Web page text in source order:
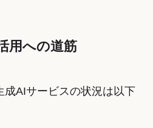
用への道筋
成AIサービスの状況は以下